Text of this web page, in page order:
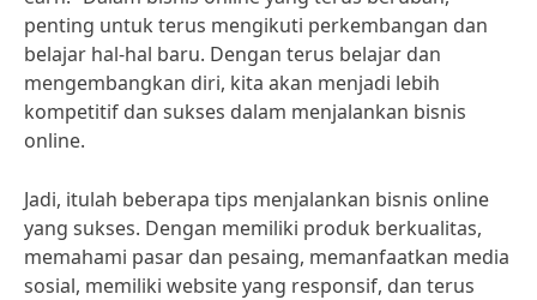
penting untuk terus mengikuti perkembangan dan
belajar hal-hal baru. Dengan terus belajar dan
mengembangkan diri, kita akan menjadi lebih
kompetitif dan sukses dalam menjalankan bisnis
online.
Jadi, itulah beberapa tips menjalankan bisnis online
yang sukses. Dengan memiliki produk berkualitas,
memahami pasar dan pesaing, memanfaatkan media
sosial, memiliki website yang responsif, dan terus